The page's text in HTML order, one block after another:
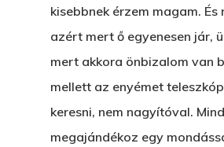
kisebbnek érzem magam. És
azért mert ő egyenesen jár,
mert akkora önbizalom van
mellett az enyémet
keresni, nem nagyítóval.
megajándékoz egy